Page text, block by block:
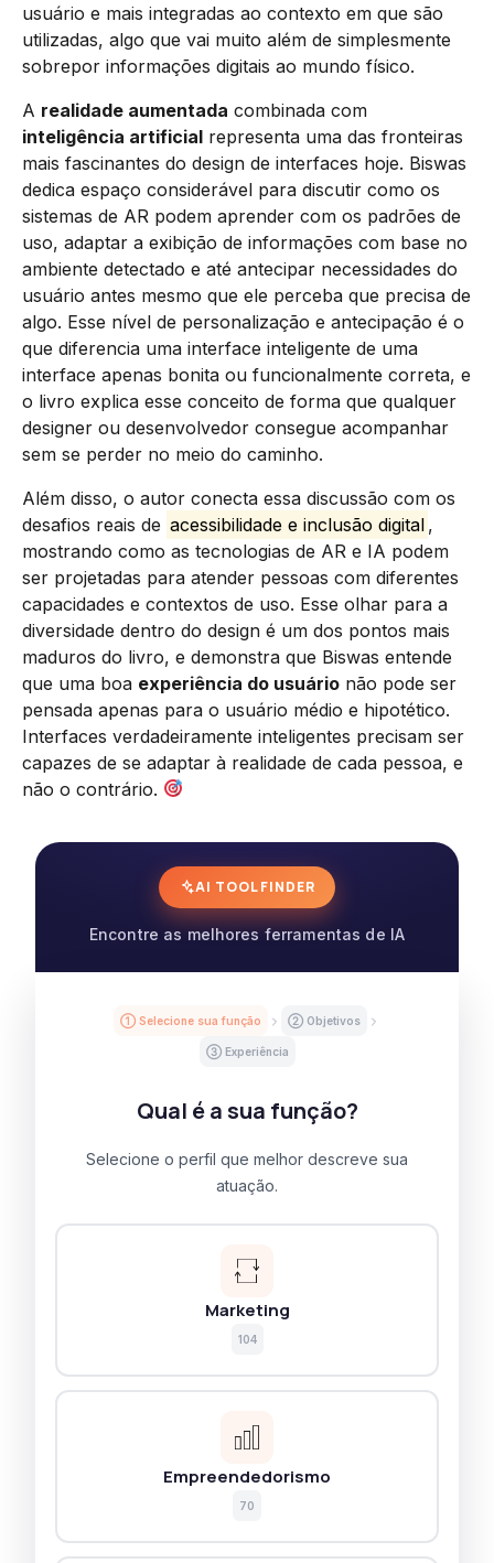
usuário e mais integradas ao contexto em que são
utilizadas, algo que vai muito além de simplesmente
sobrepor informações digitais ao mundo físico.
A realidade aumentada combinada com
inteligência artificial representa uma das fronteiras
mais fascinantes do design de interfaces hoje. Biswas
dedica espaço considerável para discutir como os
sistemas de AR podem aprender com os padrões de
uso, adaptar a exibição de informações com base no
ambiente detectado e até antecipar necessidades do
usuário antes mesmo que ele perceba que precisa de
algo. Esse nível de personalização e antecipação é o
que diferencia uma interface inteligente de uma
interface apenas bonita ou funcionalmente correta, e
o livro explica esse conceito de forma que qualquer
designer ou desenvolvedor consegue acompanhar
sem se perder no meio do caminho.
Além disso, o autor conecta essa discussão com os
desafios reais de acessibilidade e inclusão digital ,
mostrando como as tecnologias de AR e IA podem
ser projetadas para atender pessoas com diferentes
capacidades e contextos de uso. Esse olhar para a
diversidade dentro do design é um dos pontos mais
maduros do livro, e demonstra que Biswas entende
que uma boa experiência do usuário não pode ser
pensada apenas para o usuário médio e hipotético.
Interfaces verdadeiramente inteligentes precisam ser
capazes de se adaptar à realidade de cada pessoa, e
não o contrário.
AI TOOL FINDER
Encontre as melhores ferramentas de IA
① Selecione sua função ② Objetivos
③ Experiência
Qual é a sua função?
Selecione o perfil que melhor descreve sua
atuação.
Marketing
104
Empreendedorismo
70